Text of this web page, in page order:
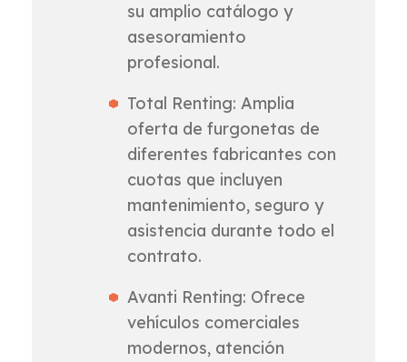
su amplio catálogo y
asesoramiento
profesional.
Total Renting: Amplia
oferta de furgonetas de
diferentes fabricantes con
cuotas que incluyen
mantenimiento, seguro y
asistencia durante todo el
contrato.
Avanti Renting: Ofrece
vehículos comerciales
modernos, atención